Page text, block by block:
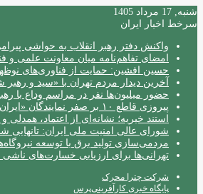
شنبه, 17 مرداد 1405
سرخط اخبار ایران
واکنش دفتر رهبر انقلاب به حواشی
امضای تفاهم‌نامه میان معاونت علمی و
حسین افشین: حمایت از فناوری‌های
آخرین دیدار مردم تهران با «سید و رهبر
حضور میلیون‌ها نفر در مراسم وداع با
پیروزی قاطع ۱۰ بر صفر نمایندگان «ایران» مقابل «آمریکا» در ربوکاپ ۲۰۲۶
استند خیریه؛ نشانه‌ای از اعتماد،
شورای عالی امنیت ملی ایران: تانهایی
مردمی‌سازی تولید برق با توسعه
تهرانی‌ها برای ارزیابی خسارت‌های ناشی
شرکت چترا محرک
پایگاه خبری کارآفرینی‌پرس